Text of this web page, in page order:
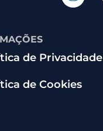
de Privacidade
de Cookies